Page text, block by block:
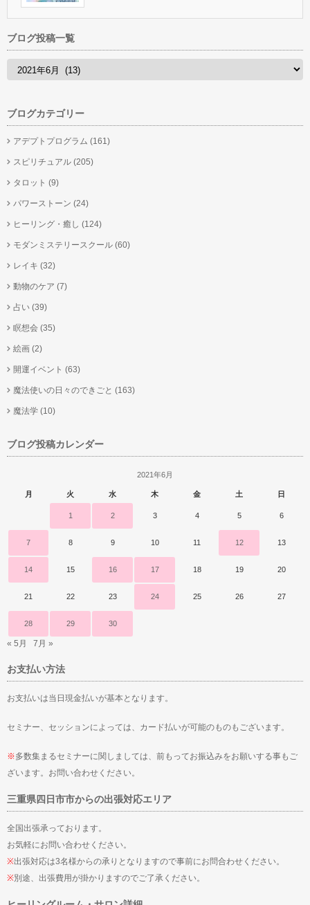
ブログ投稿一覧
ブログカテゴリー
アデプトプログラム (161)
スピリチュアル (205)
タロット (9)
パワーストーン (24)
ヒーリング・癒し (124)
モダンミステリースクール (60)
レイキ (32)
動物のケア (7)
占い (39)
瞑想会 (35)
絵画 (2)
開運イベント (63)
魔法使いの日々のできごと (163)
魔法学 (10)
ブログ投稿カレンダー
2021年6月
月 火 水 木 金 土 日
1 2 3 4 5 6
7 8 9 10 11 12 13
14 15 16 17 18 19 20
21 22 23 24 25 26 27
28 29 30
« 5月 7月 »
お支払い方法
お支払いは当日現金払いが基本となります。
セミナー、セッションによっては、カード払いが可能のものもございます。
※多数集まるセミナーに関しましては、前もってお振込みをお願いする事もご
ざいます。お問い合わせください。
三重県四日市市からの出張対応エリア
全国出張承っております。
お気軽にお問い合わせください。
※出張対応は3名様からの承りとなりますので事前にお問合わせください。
※別途、出張費用が掛かりますのでご了承ください。